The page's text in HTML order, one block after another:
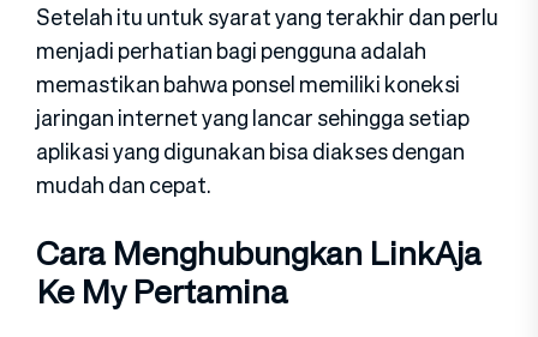
Setelah itu untuk syarat yang terakhir dan perlu
menjadi perhatian bagi pengguna adalah
memastikan bahwa ponsel memiliki koneksi
jaringan internet yang lancar sehingga setiap
aplikasi yang digunakan bisa diakses dengan
mudah dan cepat.
Cara Menghubungkan LinkAja
Ke My Pertamina